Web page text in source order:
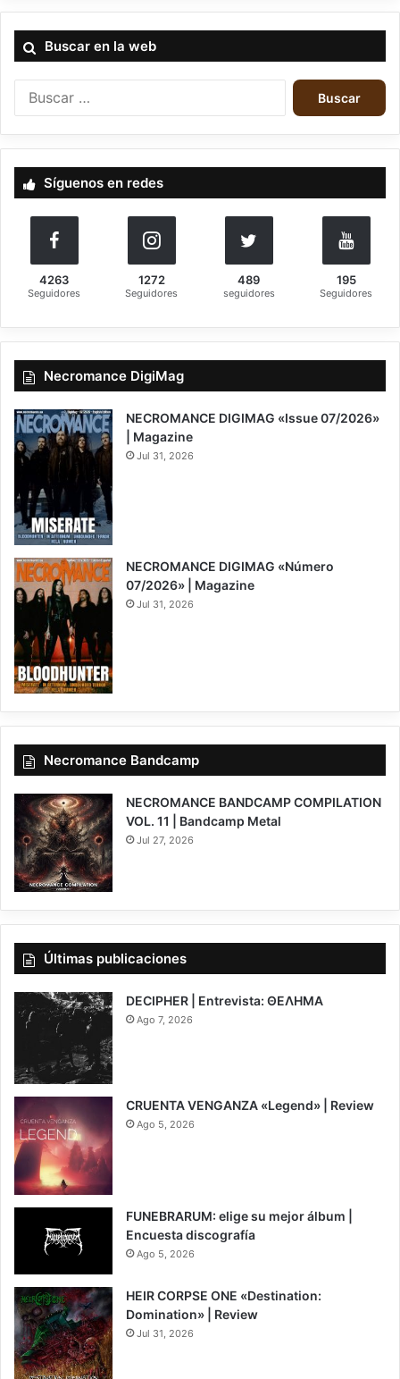
Buscar en la web
c
a
:
Síguenos en redes
4263
Seguidores
1272
Seguidores
489
seguidores
195
Seguidores
Necromance DigiMag
NECROMANCE DIGIMAG «Issue 07/2026»
| Magazine
Jul 31, 2026
NECROMANCE DIGIMAG «Número
07/2026» | Magazine
Jul 31, 2026
Necromance Bandcamp
NECROMANCE BANDCAMP COMPILATION
VOL. 11 | Bandcamp Metal
Jul 27, 2026
Últimas publicaciones
DECIPHER | Entrevista: ΘΕΛΗΜΑ
Ago 7, 2026
7
CRUENTA VENGANZA «Legend» | Review
Ago 5, 2026
FUNEBRARUM: elige su mejor álbum |
Encuesta discografía
Ago 5, 2026
HEIR CORPSE ONE «Destination:
Domination» | Review
Jul 31, 2026